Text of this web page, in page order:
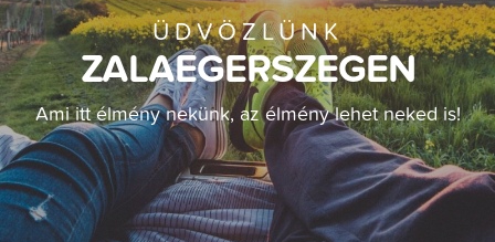
ÜDVÖZLÜNK
ZALAEGERSZEGEN
Ami itt élmény nekünk, az élmény lehet neked is!